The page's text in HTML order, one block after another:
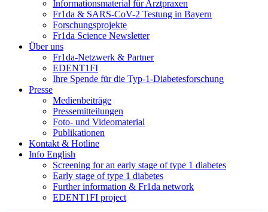
Informationsmaterial für Arztpraxen
Fr1da & SARS-CoV-2 Testung in Bayern
Forschungsprojekte
Fr1da Science Newsletter
Über uns
Fr1da-Netzwerk & Partner
EDENT1FI
Ihre Spende für die Typ-1-Diabetesforschung
Presse
Medienbeiträge
Pressemitteilungen
Foto- und Videomaterial
Publikationen
Kontakt & Hotline
Info English
Screening for an early stage of type 1 diabetes
Early stage of type 1 diabetes
Further information & Fr1da network
EDENT1FI project